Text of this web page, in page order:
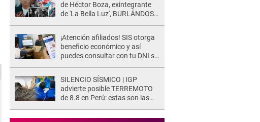
de Héctor Boza, exintegrante
de 'La Bella Luz', BURLÁNDOSE
¡Atención afiliados! SIS otorga
beneficio económico y así
puedes consultar con tu DNI si
SILENCIO SÍSMICO | IGP
advierte posible TERREMOTO
de 8.8 en Perú: estas son las